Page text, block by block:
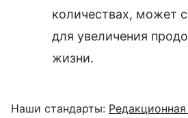
количествах, может
для увеличения
жизни.
Наши стандарты: